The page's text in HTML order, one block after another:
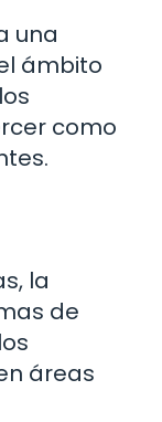
una
ámbito
como
la
de
áreas